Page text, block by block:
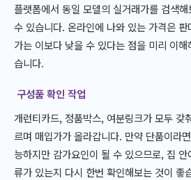
플랫폼에서 동일 모델의 실거래가를 검색
수 있습니다. 온라인에 나와 있는 가격은
가는 이보다 낮을 수 있다는 점을 미리 이
습니다.
구성품 확인 작업
개런티카드, 정품박스, 여분링크가 모두 갖
르며 매입가가 올라갑니다. 만약 단품이라
능하지만 감가요인이 될 수 있으므로, 집
류가 있는지 다시 한번 확인해보는 것이 좋